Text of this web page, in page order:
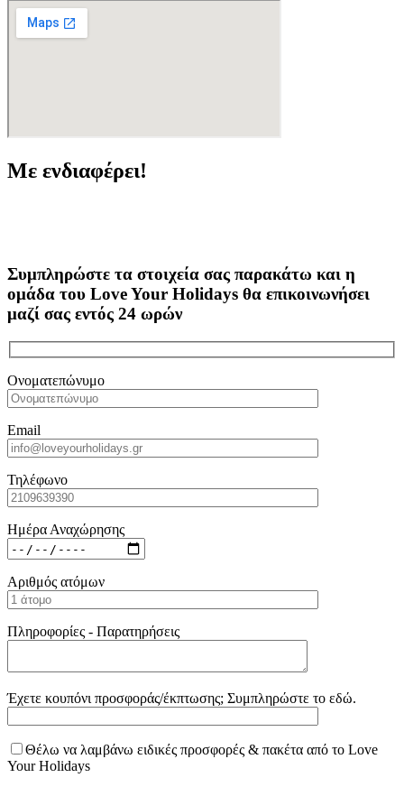
Με ενδιαφέρει!
Συμπληρώστε τα στοιχεία σας παρακάτω και η
ομάδα του Love Your Holidays θα επικοινωνήσει
μαζί σας εντός 24 ωρών
Ονοματεπώνυμο
Email
Τηλέφωνο
Ημέρα Αναχώρησης
Αριθμός ατόμων
Πληροφορίες - Παρατηρήσεις
Έχετε κουπόνι προσφοράς/έκπτωσης; Συμπληρώστε το εδώ.
Θέλω να λαμβάνω ειδικές προσφορές & πακέτα από το Love
Your Holidays